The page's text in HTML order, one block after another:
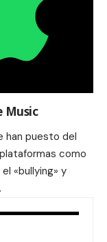
Music
han puesto del
como
«bullying» y